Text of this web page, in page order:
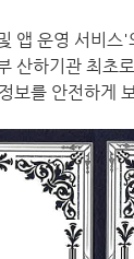
앱 운영 서비
산하기관 최초
보를 안전하게